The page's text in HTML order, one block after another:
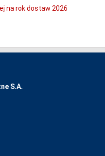
na rok dostaw 2026
S.A.